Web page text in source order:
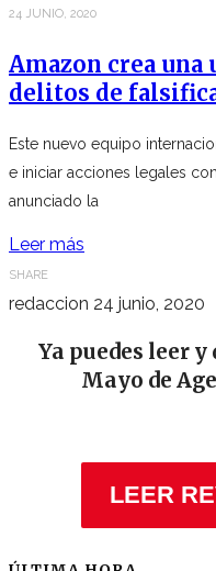
24 JUNIO, 2020
Amazon crea
delitos de
Este nuevo equipo
e iniciar acciones legales
anunciado la
Leer más
SHARE
redaccion 24 junio, 2020
Ya puedes leer
Mayo de
LEER